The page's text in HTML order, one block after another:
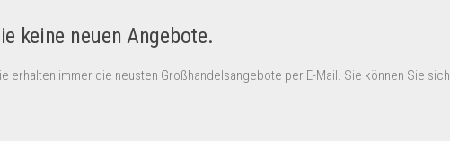
keine neuen Angebote.
erhalten immer die neusten Großhandelsangebote per E-Mail. Sie können Sie sich